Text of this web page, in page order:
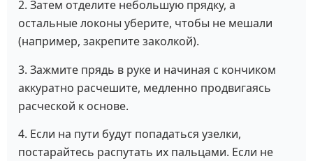
2. Затем отделите небольшую прядку, а
остальные локоны уберите, чтобы не мешали
(например, закрепите заколкой).
3. Зажмите прядь в руке и начиная с кончиком
аккуратно расчешите, медленно продвигаясь
расческой к основе.
4. Если на пути будут попадаться узелки,
постарайтесь распутать их пальцами. Если не